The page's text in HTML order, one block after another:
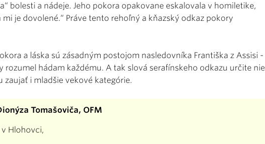
bolesti a nádeje. Jeho pokora opakovane eskalovala v homiletike,
mi je dovolené.“ Práve tento rehoľný a kňazský odkaz pokory
a láska sú zásadným postojom nasledovníka Františka z Assisi -
rozumel hádam každému. A tak slová serafínskeho odkazu určite nie
i mladšie vekové kategórie.
Tomašoviča, OFM
v Hlohovci,